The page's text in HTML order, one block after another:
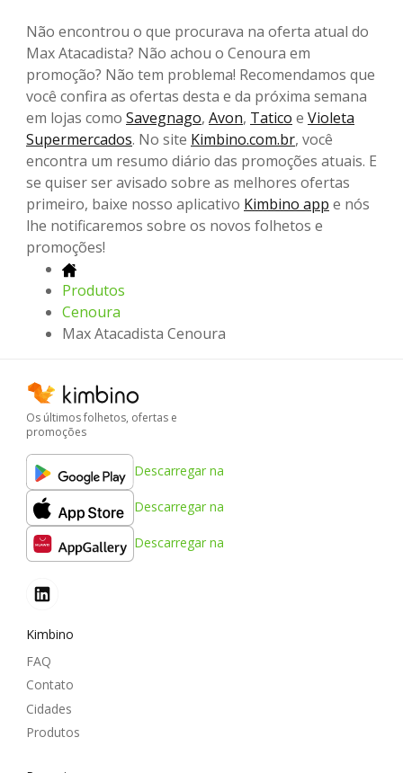
Não encontrou o que procurava na oferta atual do
Max Atacadista? Não achou o Cenoura em
promoção? Não tem problema! Recomendamos que
você confira as ofertas desta e da próxima semana
em lojas como Savegnago, Avon, Tatico e Violeta
Supermercados. No site Kimbino.com.br, você
encontra um resumo diário das promoções atuais. E
se quiser ser avisado sobre as melhores ofertas
primeiro, baixe nosso aplicativo Kimbino app e nós
lhe notificaremos sobre os novos folhetos e
promoções!
Produtos
Cenoura
Max Atacadista Cenoura
Os últimos folhetos, ofertas e
promoções
Descarregar na
Descarregar na
Descarregar na
Kimbino
FAQ
Contato
Cidades
Produtos